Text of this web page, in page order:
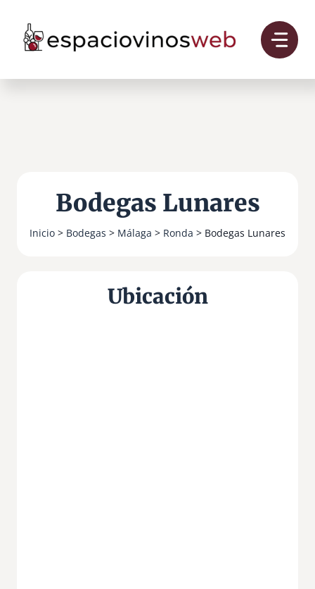
contenido
Bodegas Lunares
Inicio > Bodegas > Málaga > Ronda > Bodegas Lunares
Ubicación